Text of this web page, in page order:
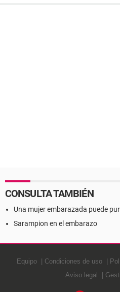
CONSULTA TAMBIÉN
Una mujer embarazada puede
Sarampion en el embarazo
Equipo Condiciones de uso
Aviso legal